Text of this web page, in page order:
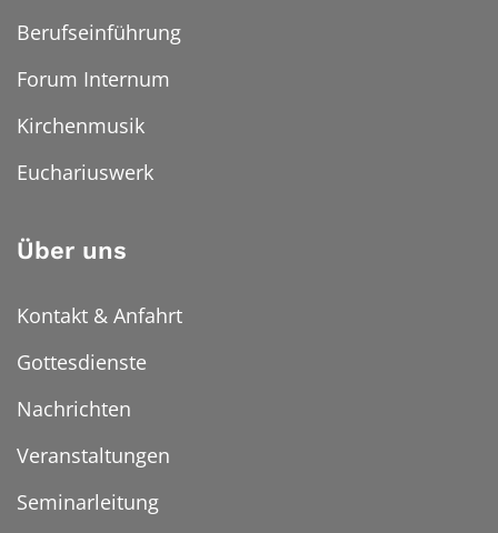
Berufseinführung
Forum Internum
Kirchenmusik
Euchariuswerk
Über uns
Kontakt & Anfahrt
Gottesdienste
Nachrichten
Veranstaltungen
Seminarleitung